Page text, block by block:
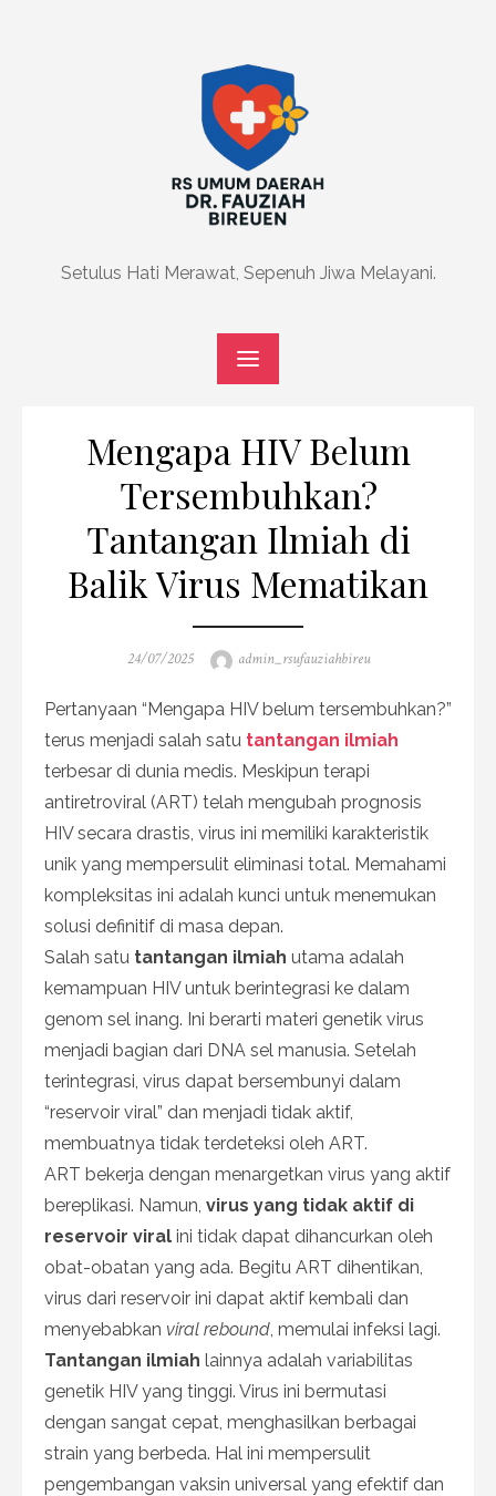
Setulus Hati Merawat, Sepenuh Jiwa Melayani.
Mengapa HIV Belum
Tersembuhkan?
Tantangan Ilmiah di
Balik Virus Mematikan
Posted
24/07/2025 Author
admin_rsufauziahbireu
Pertanyaan “Mengapa HIV belum tersembuhkan?”
terus menjadi salah satu tantangan ilmiah
terbesar di dunia medis. Meskipun terapi
antiretroviral (ART) telah mengubah prognosis
HIV secara drastis, virus ini memiliki karakteristik
unik yang mempersulit eliminasi total. Memahami
kompleksitas ini adalah kunci untuk menemukan
solusi definitif di masa depan.
Salah satu tantangan ilmiah utama adalah
kemampuan HIV untuk berintegrasi ke dalam
genom sel inang. Ini berarti materi genetik virus
menjadi bagian dari DNA sel manusia. Setelah
terintegrasi, virus dapat bersembunyi dalam
“reservoir viral” dan menjadi tidak aktif,
membuatnya tidak terdeteksi oleh ART.
ART bekerja dengan menargetkan virus yang aktif
bereplikasi. Namun, virus yang tidak aktif di
reservoir viral ini tidak dapat dihancurkan oleh
obat-obatan yang ada. Begitu ART dihentikan,
virus dari reservoir ini dapat aktif kembali dan
menyebabkan viral rebound, memulai infeksi lagi.
Tantangan ilmiah lainnya adalah variabilitas
genetik HIV yang tinggi. Virus ini bermutasi
dengan sangat cepat, menghasilkan berbagai
strain yang berbeda. Hal ini mempersulit
pengembangan vaksin universal yang efektif dan